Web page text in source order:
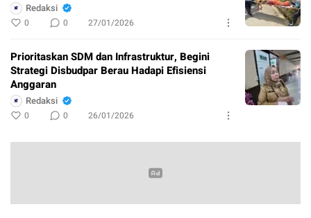
Redaksi
0 0 27/01/2026
Prioritaskan SDM dan Infrastruktur, Begini
Strategi Disbudpar Berau Hadapi Efisiensi
Anggaran
Redaksi
0 0 26/01/2026